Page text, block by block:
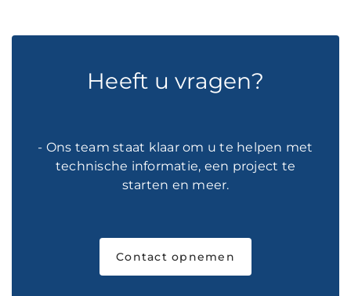
Heeft u vragen?
- Ons team staat klaar om u te helpen met
technische informatie, een project te
starten en meer.
Contact opnemen